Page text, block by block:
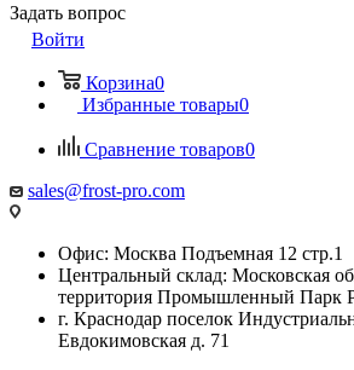
Задать вопрос
Войти
Корзина0
Избранные товары0
Сравнение товаров0
sales@frost-pro.com
Офис: Москва Подъемная 12 стр.1
Центральный склад: Московская
территория Промышленный Парк
г. Краснодар поселок
Евдокимовская д. 71